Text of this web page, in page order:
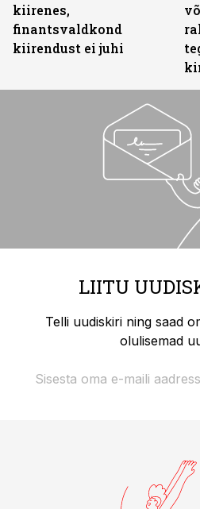
kiirenes,
finantsvaldkond
kiirendust ei juhi
LIITU
Telli uudiskiri ning saad
olulisemad